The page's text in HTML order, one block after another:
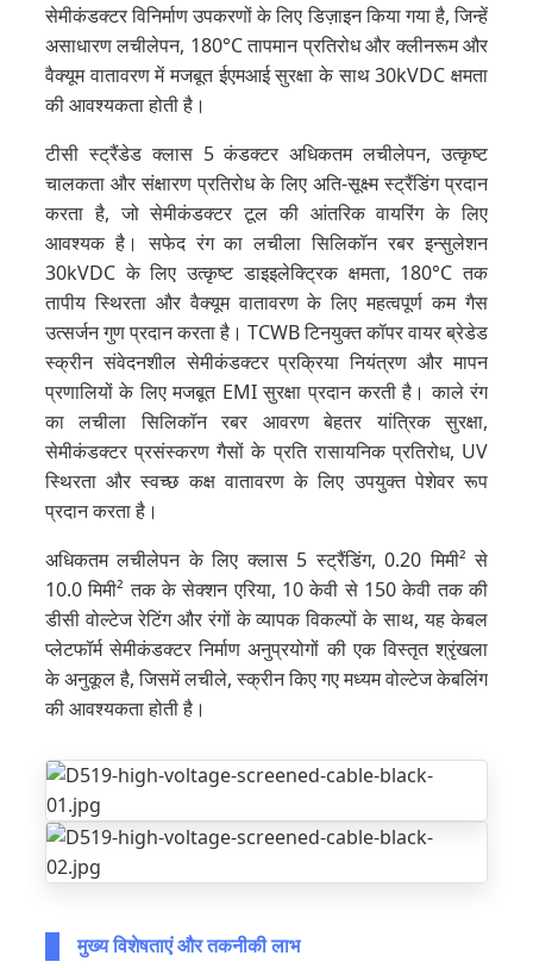
सेमीकंडक्टर विनिर्माण उपकरणों के लिए डिज़ाइन किया गया है, जिन्हें
असाधारण लचीलेपन, 180°C तापमान प्रतिरोध और क्लीनरूम और
वैक्यूम वातावरण में मजबूत ईएमआई सुरक्षा के साथ 30kVDC क्षमता
की आवश्यकता होती है।
टीसी स्ट्रैंडेड क्लास 5 कंडक्टर अधिकतम लचीलेपन, उत्कृष्ट
चालकता और संक्षारण प्रतिरोध के लिए अति-सूक्ष्म स्ट्रैंडिंग प्रदान
करता है, जो सेमीकंडक्टर टूल की आंतरिक वायरिंग के लिए
आवश्यक है। सफेद रंग का लचीला सिलिकॉन रबर इन्सुलेशन
30kVDC के लिए उत्कृष्ट डाइइलेक्ट्रिक क्षमता, 180°C तक
तापीय स्थिरता और वैक्यूम वातावरण के लिए महत्वपूर्ण कम गैस
उत्सर्जन गुण प्रदान करता है। TCWB टिनयुक्त कॉपर वायर ब्रेडेड
स्क्रीन संवेदनशील सेमीकंडक्टर प्रक्रिया नियंत्रण और मापन
प्रणालियों के लिए मजबूत EMI सुरक्षा प्रदान करती है। काले रंग
का लचीला सिलिकॉन रबर आवरण बेहतर यांत्रिक सुरक्षा,
सेमीकंडक्टर प्रसंस्करण गैसों के प्रति रासायनिक प्रतिरोध, UV
स्थिरता और स्वच्छ कक्ष वातावरण के लिए उपयुक्त पेशेवर रूप
प्रदान करता है।
अधिकतम लचीलेपन के लिए क्लास 5 स्ट्रैंडिंग, 0.20 मिमी² से
10.0 मिमी² तक के सेक्शन एरिया, 10 केवी से 150 केवी तक की
डीसी वोल्टेज रेटिंग और रंगों के व्यापक विकल्पों के साथ, यह केबल
प्लेटफॉर्म सेमीकंडक्टर निर्माण अनुप्रयोगों की एक विस्तृत श्रृंखला
के अनुकूल है, जिसमें लचीले, स्क्रीन किए गए मध्यम वोल्टेज केबलिंग
की आवश्यकता होती है।
मुख्य विशेषताएं और तकनीकी लाभ